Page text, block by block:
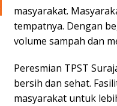
masyarakat.
tempatnya. Dengan
volume sampah dan
Peresmian TPST
bersih dan sehat.
masyarakat untuk